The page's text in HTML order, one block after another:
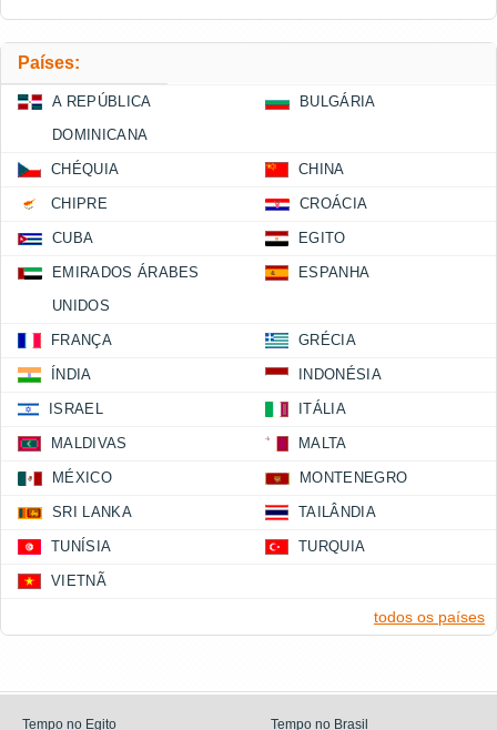
Países:
A REPÚBLICA
DOMINICANA
BULGÁRIA
CHÉQUIA CHINA
CHIPRE CROÁCIA
CUBA EGITO
EMIRADOS ÁRABES
UNIDOS
ESPANHA
FRANÇA GRÉCIA
ÍNDIA INDONÉSIA
ISRAEL ITÁLIA
MALDIVAS MALTA
MÉXICO MONTENEGRO
SRI LANKA TAILÂNDIA
TUNÍSIA TURQUIA
VIETNÃ
todos os países
Tempo no Egito Tempo no Brasil